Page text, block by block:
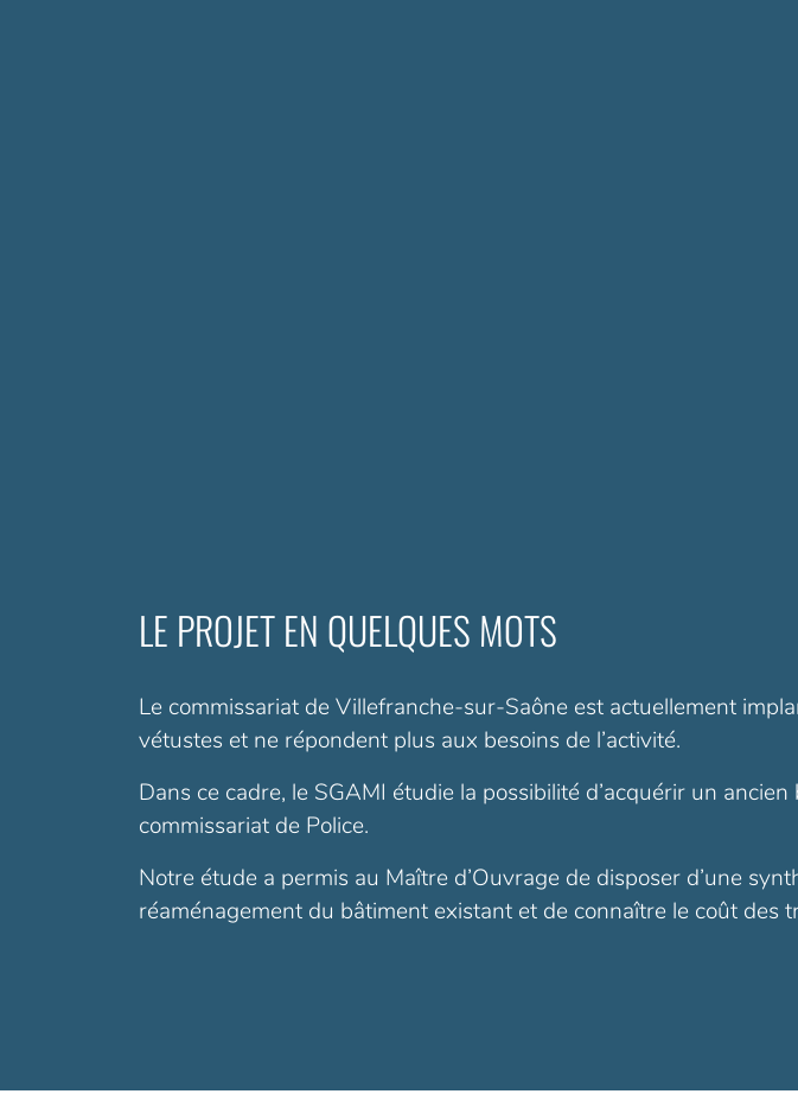
LE PROJET EN QUELQUES MOTS
Le commissariat de Villefranche-sur-Saône est actuellement
vétustes et ne répondent plus aux besoins de l’activité.
Dans ce cadre, le SGAMI étudie la possibilité d’acquérir un
commissariat de Police.
Notre étude a permis au Maître d’Ouvrage de disposer d’une
réaménagement du bâtiment existant et de connaître le coût des